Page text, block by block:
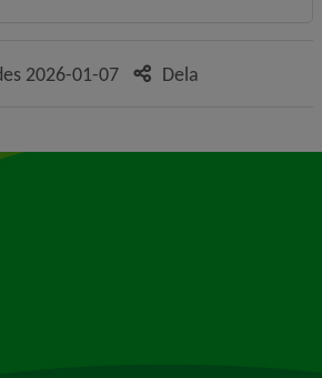
2026-01-07 Dela
till annan webbplats, öppnas i nytt